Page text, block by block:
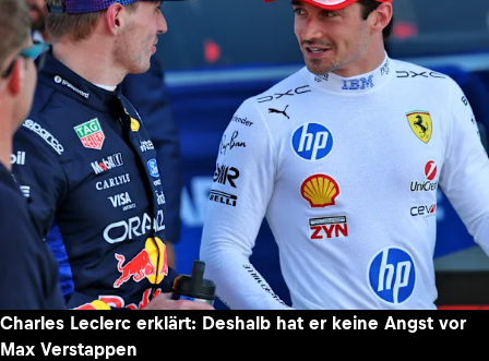
Charles Leclerc erklärt: Deshalb hat er keine Angst vor
Max Verstappen